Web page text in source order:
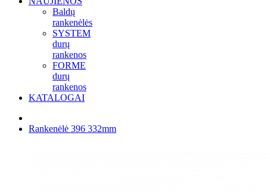
Baldų
rankenėlės
SYSTEM
durų
rankenos
FORME
durų
rankenos
KATALOGAI
Rankenėlė 396 332mm